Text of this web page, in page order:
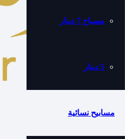
مسباح 7 دينار
5 دينار
مسابيح نسائية